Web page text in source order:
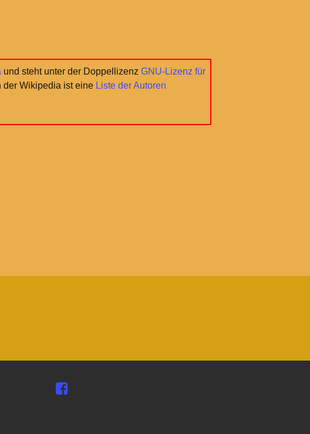
und steht unter der Doppellizenz GNU-Lizenz für
der Wikipedia ist eine Liste der Autoren